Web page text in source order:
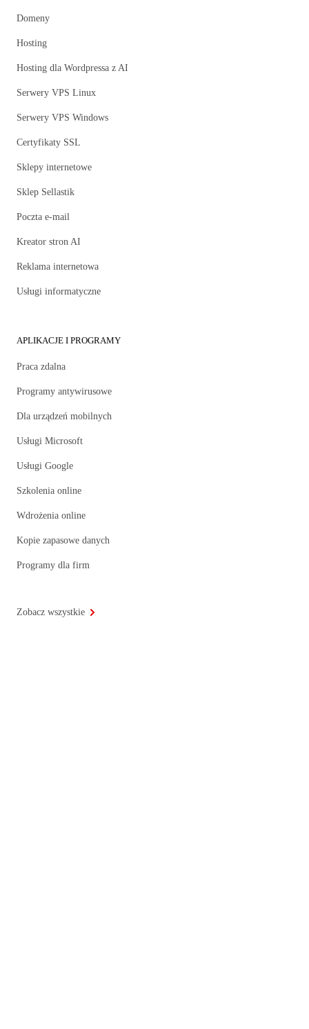
Domeny
Hosting
Hosting dla Wordpressa z AI
Serwery VPS Linux
Serwery VPS Windows
Certyfikaty SSL
Sklepy internetowe
Sklep Sellastik
Poczta e-mail
Kreator stron AI
Reklama internetowa
Usługi informatyczne
APLIKACJE I PROGRAMY
Praca zdalna
Programy antywirusowe
Dla urządzeń mobilnych
Usługi Microsoft
Usługi Google
Szkolenia online
Wdrożenia online
Kopie zapasowe danych
Programy dla firm
Zobacz wszystkie